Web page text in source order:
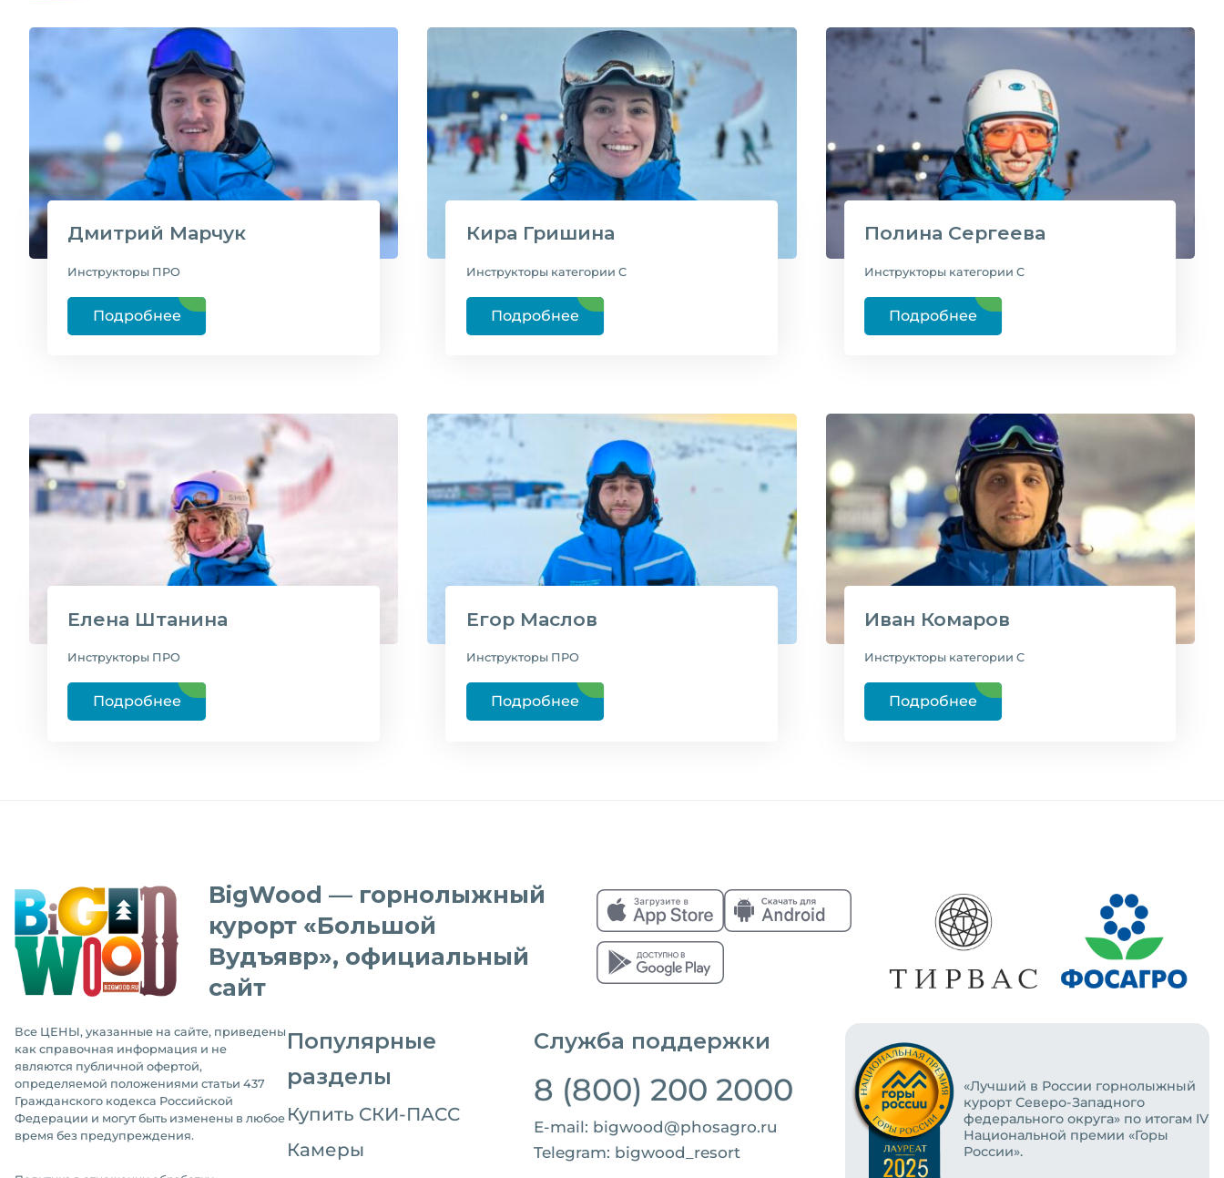
Дмитрий Марчук
Инструкторы ПРО
Подробнее
Кира Гришина
Инструкторы категории C
Подробнее
Полина Сергеева
Инструкторы категории C
Подробнее
Елена Штанина
Инструкторы ПРО
Подробнее
Егор Маслов
Инструкторы ПРО
Подробнее
Иван Комаров
Инструкторы категории C
Подробнее
BigWood — горнолыжный
курорт «Большой
Вудъявр», официальный
сайт
Все ЦЕНЫ, указанные на сайте, приведены
как справочная информация и не
являются публичной офертой,
определяемой положениями статьи 437
Гражданского кодекса Российской
Федерации и могут быть изменены в любое
время без предупреждения.
Популярные
разделы
Купить CКИ-ПАСС
Камеры
Служба поддержки
8 (800) 200 2000
E-mail: bigwood@phosagro.ru
Telegram: bigwood_resort
«Лучший в России горнолыжный
курорт Северо-Западного
федерального округа» по итогам IV
Национальной премии «Горы
России».